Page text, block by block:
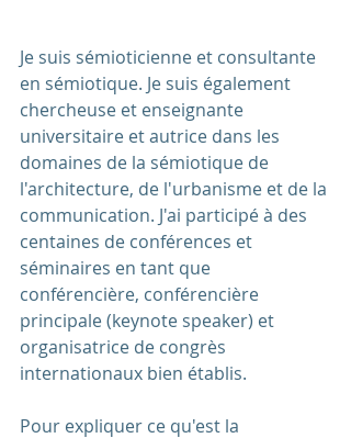
Je suis sémioticienne et consultante
en sémiotique. Je suis également
chercheuse et enseignante
universitaire et autrice dans les
domaines de la sémiotique de
l'architecture, de l'urbanisme et de la
communication. J'ai participé à des
centaines de conférences et
séminaires en tant que
conférencière, conférencière
principale (keynote speaker) et
organisatrice de congrès
internationaux bien établis.
Pour expliquer ce qu'est la